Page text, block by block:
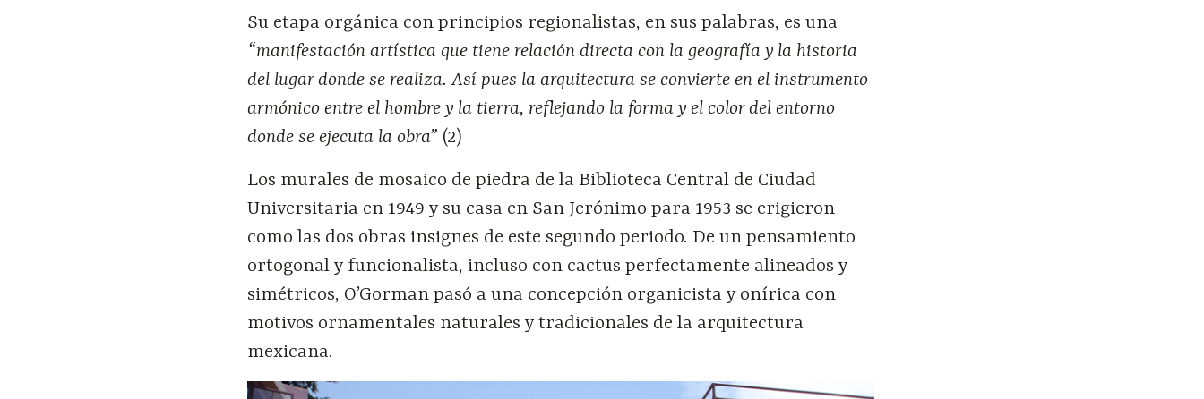
Su etapa orgánica con principios regionalistas, en sus palabras, es una
“manifestación artística que tiene relación directa con la geografía y la historia
del lugar donde se realiza. Así pues la arquitectura se convierte en el instrumento
armónico entre el hombre y la tierra, reflejando la forma y el color del entorno
donde se ejecuta la obra” (2)
Los murales de mosaico de piedra de la Biblioteca Central de Ciudad
Universitaria en 1949 y su casa en San Jerónimo para 1953 se erigieron
como las dos obras insignes de este segundo periodo. De un pensamiento
ortogonal y funcionalista, incluso con cactus perfectamente alineados y
simétricos, O’Gorman pasó a una concepción organicista y onírica con
motivos ornamentales naturales y tradicionales de la arquitectura
mexicana.